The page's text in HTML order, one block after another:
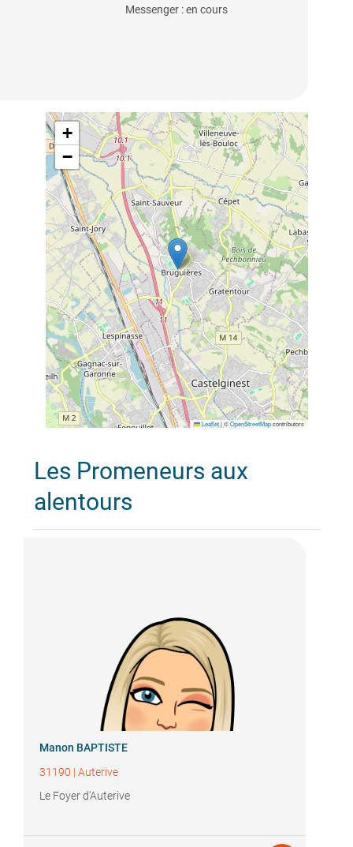
Messenger : en cours
+
−
Leaflet |©OpenStreetMapcontributors
Les Promeneurs aux
alentours
Manon BAPTISTE
31190 | Auterive
Le Foyer d'Auterive